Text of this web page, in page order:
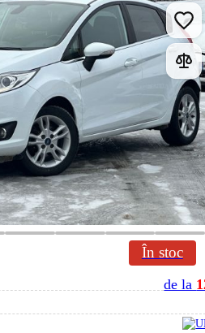
În stoc
de la